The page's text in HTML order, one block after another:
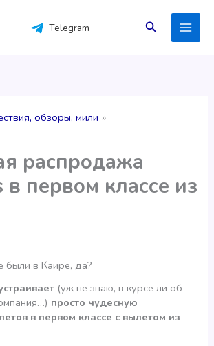
Telegram Поиск
обзоры, мили
распродажа
в первом классе из
были в Каире, да?
(уж не знаю, в курсе ли об
просто чудесную
в первом классе с вылетом из